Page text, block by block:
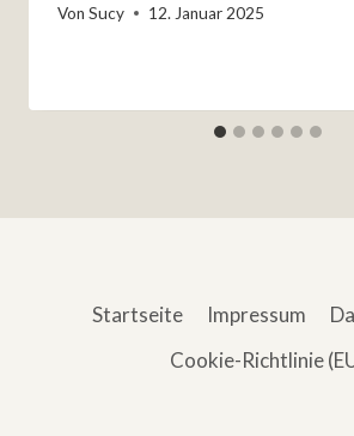
Von Sucy 12. Januar 2025
Startseite Impressum
Cookie-Richtlinie